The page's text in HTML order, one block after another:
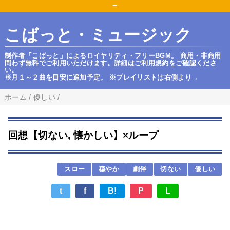
=
こばっと・ミュージック
制作者「こばっと」によるロイヤリティ・フリーBGM。 商用・非商用
問わず無料でご利用いただけます。詳細はご利用規約をご確認くださ
い。
※月１～２曲を目安に追加予定。 ※プレイリストは右側より→
ホーム / 優しい /
回想【切ない, 懐かしい】×ループ
スロー 穏やか 劇伴 切ない 優しい
t f B! P L